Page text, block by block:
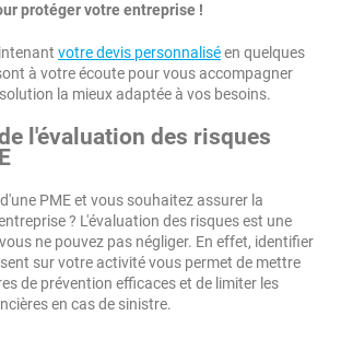
protéger votre entreprise !
votre devis personnaliséen quelques
à votre écoute pour vous accompagner
la mieux adaptée à vos besoins.
l'évaluation des risques
PME et vous souhaitez assurer la
? L'évaluation des risques est une
ne pouvez pas négliger. En effet, identifier
sur votre activité vous permet de mettre
de prévention efficaces et de limiter les
en cas de sinistre.